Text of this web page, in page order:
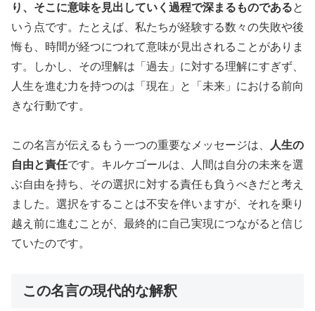
り、そこに意味を見出していく過程で深まるものであると
いう点です。たとえば、私たちが経験する数々の失敗や後
悔も、時間が経つにつれて意味が見出されることがありま
す。しかし、その理解は「過去」に対する理解にすぎず、
人生を進む力を持つのは「現在」と「未来」における前向
きな行動です。
この名言が伝えるもう一つの重要なメッセージは、
人生の
自由と責任です。キルケゴールは、人間は自分の未来を選
ぶ自由を持ち、その選択に対する責任も負うべきだと考え
ました。選択をすることは不安を伴いますが、それを乗り
越え前に進むことが、最終的に自己実現につながると信じ
ていたのです。
この名言の現代的な解釈